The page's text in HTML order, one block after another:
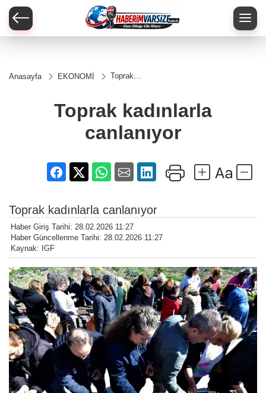
Anasayfa EKONOMİ
Toprak
Toprak kadınlarla
canlanıyor
Toprak kadınlarla canlanıyor
Haber Giriş Tarihi: 28.02.2026 11:27
Haber Güncellenme Tarihi: 28.02.2026 11:27
Kaynak: IGF